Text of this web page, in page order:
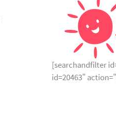
[searchandfilter
id=20463"